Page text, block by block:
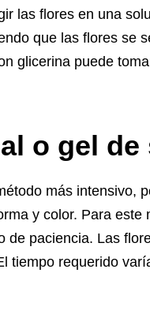
las flores en una
que las flores se
glicerina puede
o gel de
más intensivo,
y color. Para este
paciencia. Las
tiempo requerido